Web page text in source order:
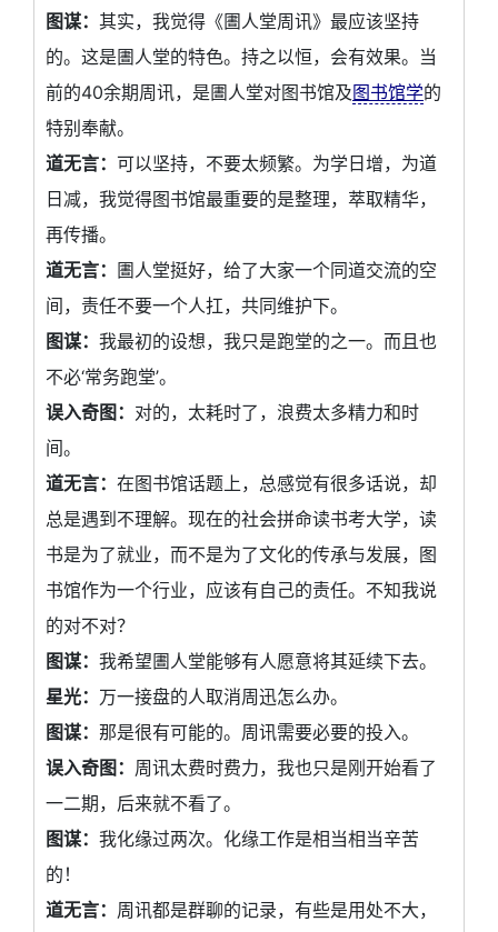
图谋： 其实，我觉得《圕人堂周讯》最应该坚持
的。这是圕人堂的特色。持之以恒，会有效果。当
前的40余期周讯，是圕人堂对图书馆及图书馆学的
特别奉献。
道无言： 可以坚持，不要太频繁。为学日增，为道
日减，我觉得图书馆最重要的是整理，萃取精华，
再传播。
道无言： 圕人堂挺好，给了大家一个同道交流的空
间，责任不要一个人扛，共同维护下。
图谋： 我最初的设想，我只是跑堂的之一。而且也
不必‘常务跑堂’。
误入奇图： 对的，太耗时了，浪费太多精力和时
间。
道无言： 在图书馆话题上，总感觉有很多话说，却
总是遇到不理解。现在的社会拼命读书考大学，读
书是为了就业，而不是为了文化的传承与发展，图
书馆作为一个行业，应该有自己的责任。不知我说
的对不对？
图谋： 我希望圕人堂能够有人愿意将其延续下去。
星光： 万一接盘的人取消周迅怎么办。
图谋： 那是很有可能的。周讯需要必要的投入。
误入奇图： 周讯太费时费力，我也只是刚开始看了
一二期，后来就不看了。
图谋： 我化缘过两次。化缘工作是相当相当辛苦
的！
道无言： 周讯都是群聊的记录，有些是用处不大，